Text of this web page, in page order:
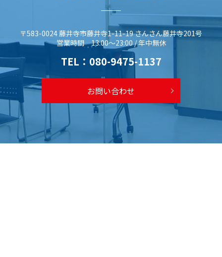
〒583-0024 藤井寺市藤井寺1-11-19 さんさん藤井寺201号
営業時間 13:00～23:00 / 年中無休
TEL： 080-9475-1137
お問い合わせ